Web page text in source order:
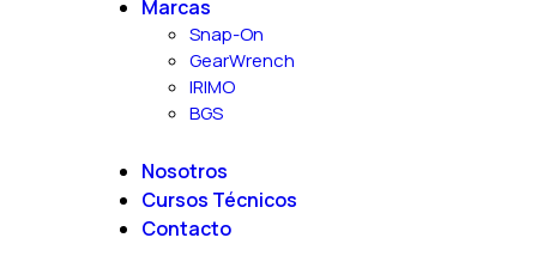
Marcas
Snap-On
GearWrench
IRIMO
BGS
Nosotros
Cursos Técnicos
Contacto